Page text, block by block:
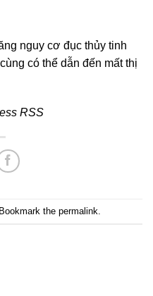
nguy cơ đục thủy tinh
có thể dẫn đến mất thị
RSS
the permalink